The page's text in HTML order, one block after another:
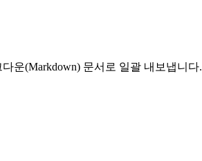
운(Markdown) 문서로 일괄 내보냅니다.